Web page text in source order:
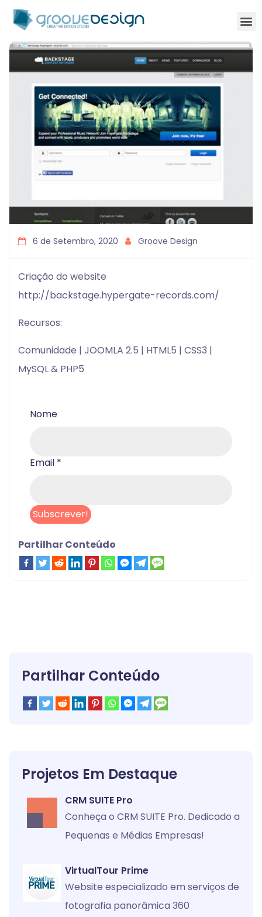
6 de Setembro, 2020 Groove Design
Criação do website
http://backstage.hypergate-records.com/
Recursos:
Comunidade | JOOMLA 2.5 | HTML5 | CSS3 |
MySQL & PHP5
Nome
Email *
Partilhar Conteúdo
Partilhar Conteúdo
Projetos Em Destaque
CRM SUITE Pro
Conheça o CRM SUITE Pro. Dedicado a
Pequenas e Médias Empresas!
VirtualTour Prime
Website especializado em serviços de
fotografia panorâmica 360